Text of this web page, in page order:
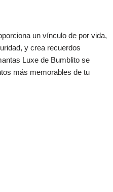
un vínculo de por vida,
y crea recuerdos
Luxe de Bumblito se
más memorables de tu